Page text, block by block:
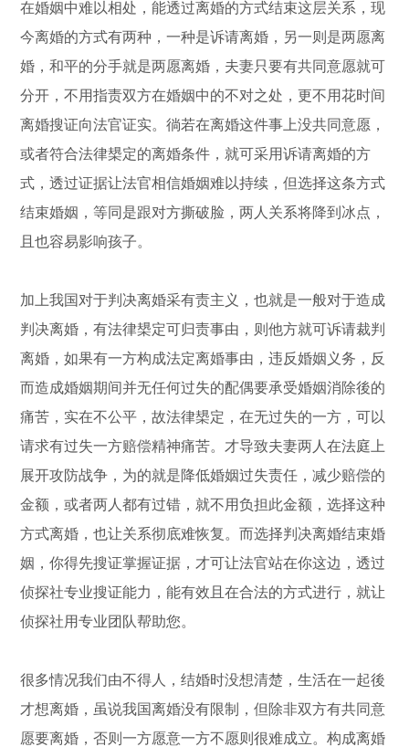
在婚姻中难以相处，能透过离婚的方式结束这层关系，现
今离婚的方式有两种，一种是诉请离婚，另一则是两愿离
婚，和平的分手就是两愿离婚，夫妻只要有共同意愿就可
分开，不用指责双方在婚姻中的不对之处，更不用花时间
离婚搜证向法官证实。徜若在离婚这件事上没共同意愿，
或者符合法律槼定的离婚条件，就可采用诉请离婚的方
式，透过证据让法官相信婚姻难以持续，但选择这条方式
结束婚姻，等同是跟对方撕破脸，两人关系将降到冰点，
且也容易影响孩子。
加上我国对于判决离婚采有责主义，也就是一般对于造成
判决离婚，有法律槼定可归责事由，则他方就可诉请裁判
离婚，如果有一方构成法定离婚事由，违反婚姻义务，反
而造成婚姻期间并无任何过失的配偶要承受婚姻消除後的
痛苦，实在不公平，故法律槼定，在无过失的一方，可以
请求有过失一方赔偿精神痛苦。才导致夫妻两人在法庭上
展开攻防战争，为的就是降低婚姻过失责任，减少赔偿的
金额，或者两人都有过错，就不用负担此金额，选择这种
方式离婚，也让关系彻底难恢复。而选择判决离婚结束婚
姻，你得先搜证掌握证据，才可让法官站在你这边，透过
侦探社专业搜证能力，能有效且在合法的方式进行，就让
侦探社用专业团队帮助您。
很多情况我们由不得人，结婚时没想清楚，生活在一起後
才想离婚，虽说我国离婚没有限制，但除非双方有共同意
愿要离婚，否则一方愿意一方不愿则很难成立。构成离婚